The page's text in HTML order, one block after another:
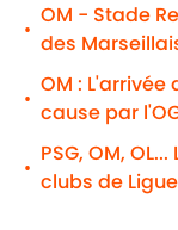
•
OM - Stade
des
•
OM : L'arrivée
cause par
•
PSG, OM,
clubs de